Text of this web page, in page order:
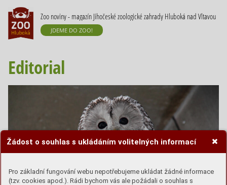
Žádost o souhlas s ukládáním volitelných informací
Pro základní fungování webu nepotřebujeme ukládat žádné informace
(tzv. cookies apod.). Rádi bychom vás ale požádali o souhlas s
Zoo noviny - magazín Jihočeské zoologické zahrady Hluboká nad Vltavou
JDEME DO ZOO!
Editorial